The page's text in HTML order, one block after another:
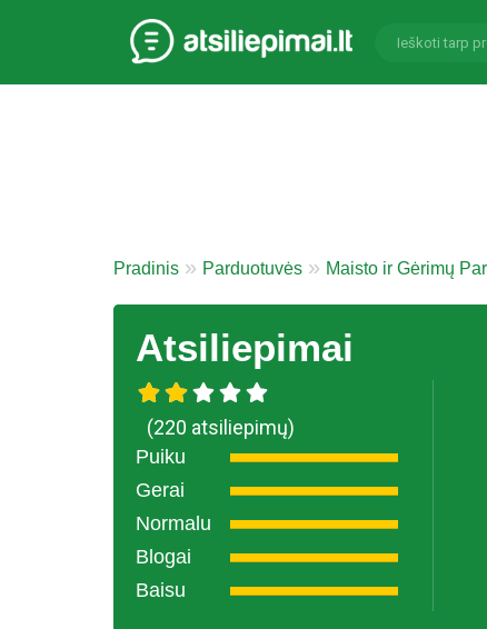
Pradinis Parduotuvės Maisto ir Gėrimų
Atsiliepimai
(220 atsiliepimų)
Puiku
Gerai
Normalu
Blogai
Baisu